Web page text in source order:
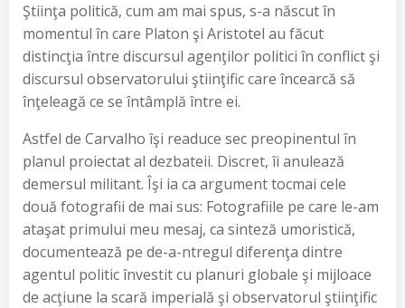
Ştiinţa politică, cum am mai spus, s-a născut în
momentul în care Platon şi Aristotel au făcut
distincţia între discursul agenţilor politici în conflict şi
discursul observatorului ştiinţific care încearcă să
înţeleagă ce se întâmplă între ei.
Astfel de Carvalho îşi readuce sec preopinentul în
planul proiectat al dezbateii. Discret, îi anulează
demersul militant. Îşi ia ca argument tocmai cele
două fotografii de mai sus: Fotografiile pe care le-am
ataşat primului meu mesaj, ca sinteză umoristică,
documentează pe de-a-ntregul diferenţa dintre
agentul politic învestit cu planuri globale şi mijloace
de acţiune la scară imperială şi observatorul ştiinţific